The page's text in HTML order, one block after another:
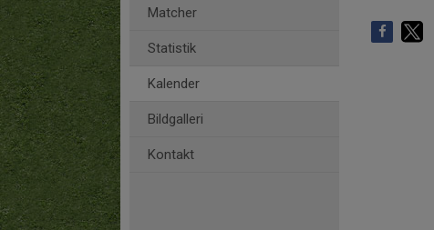
Matcher
Statistik
Kalender
Bildgalleri
Kontakt